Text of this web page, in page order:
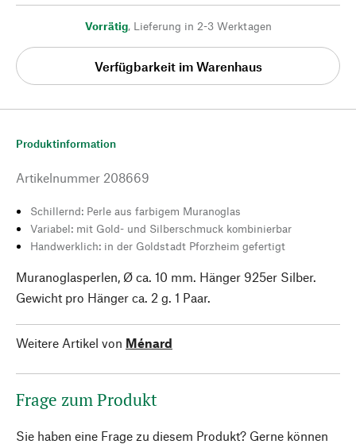
Vorrätig, Lieferung in 2-3 Werktagen
Verfügbarkeit im Warenhaus
Produktinformation
Artikelnummer 208669
Schillernd: Perle aus farbigem Muranoglas
Variabel: mit Gold- und Silberschmuck kombinierbar
Handwerklich: in der Goldstadt Pforzheim gefertigt
Muranoglasperlen, Ø ca. 10 mm. Hänger 925er Silber.
Gewicht pro Hänger ca. 2 g. 1 Paar.
Weitere Artikel von Ménard
Frage zum Produkt
Sie haben eine Frage zu diesem Produkt? Gerne können